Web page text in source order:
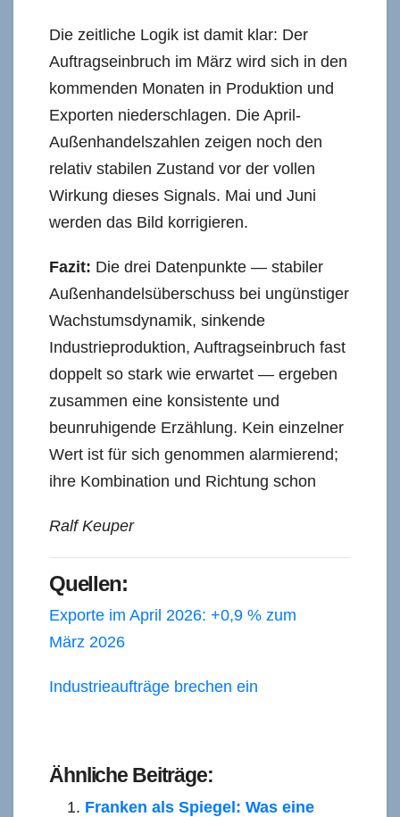
Die zeitliche Logik ist damit klar: Der
Auftragseinbruch im März wird sich in den
kommenden Monaten in Produktion und
Exporten niederschlagen. Die April-
Außenhandelszahlen zeigen noch den
relativ stabilen Zustand vor der vollen
Wirkung dieses Signals. Mai und Juni
werden das Bild korrigieren.
Fazit: Die drei Datenpunkte — stabiler
Außenhandelsüberschuss bei ungünstiger
Wachstumsdynamik, sinkende
Industrieproduktion, Auftragseinbruch fast
doppelt so stark wie erwartet — ergeben
zusammen eine konsistente und
beunruhigende Erzählung. Kein einzelner
Wert ist für sich genommen alarmierend;
ihre Kombination und Richtung schon
Ralf Keuper
Quellen:
Exporte im April 2026: +0,9 % zum
März 2026
Industrieaufträge brechen ein
Ähnliche Beiträge:
Franken als Spiegel: Was eine